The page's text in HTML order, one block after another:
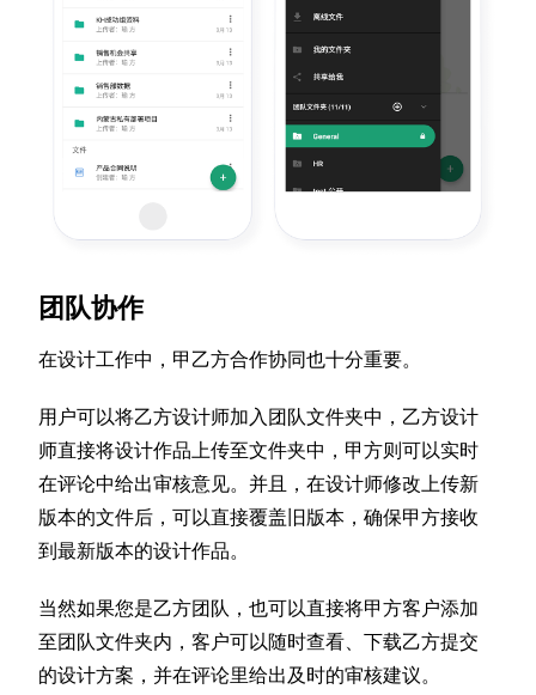
团队协作
在设计工作中，甲乙方合作协同也十分重要。
用户可以将乙方设计师加入团队文件夹中，乙方设计
师直接将设计作品上传至文件夹中，甲方则可以实时
在评论中给出审核意见。并且，在设计师修改上传新
版本的文件后，可以直接覆盖旧版本，确保甲方接收
到最新版本的设计作品。
当然如果您是乙方团队，也可以直接将甲方客户添加
至团队文件夹内，客户可以随时查看、下载乙方提交
的设计方案，并在评论里给出及时的审核建议。